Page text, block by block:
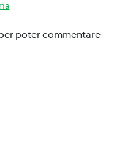
poter commentare